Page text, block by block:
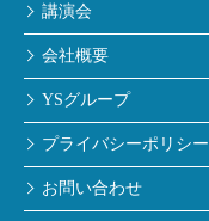
講演会
会社概要
YSグループ
プライバシーポリシー
お問い合わせ